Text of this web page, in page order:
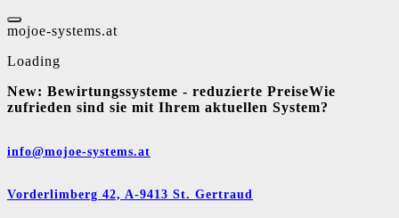
Skip
to
mojoe-systems.at
Loading
New: Bewirtungssysteme - reduzierte PreiseWie
zufrieden sind sie mit Ihrem aktuellen System?
info@mojoe-systems.at
Vorderlimberg 42, A-9413 St. Gertraud